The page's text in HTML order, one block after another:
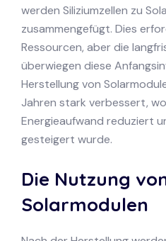
werden Siliziumzellen zu
zusammengefügt. Dies
Ressourcen, aber die
überwiegen diese
Herstellung von
Jahren stark verbessert,
Energieaufwand reduziert
gesteigert wurde.
Die Nutzung
Solarmodulen